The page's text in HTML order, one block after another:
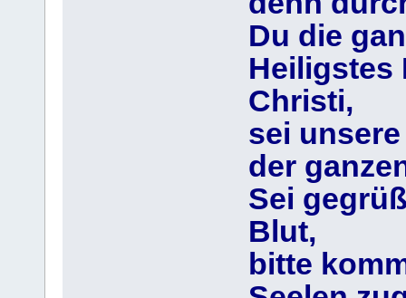
Du die
Heiligstes
Christi,
sei
der
Sei
Blut,
bitte